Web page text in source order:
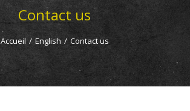
Contact us
Accueil / English / Contact us